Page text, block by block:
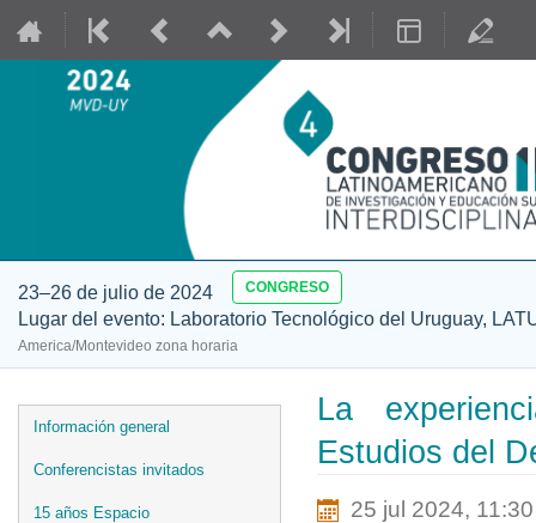
23–26 de julio de 2024 CONGRESO
Lugar del evento: Laboratorio Tecnológico del Uruguay,
America/Montevideo zona horaria
Event
menu
Información general
Conferencistas invitados
15 años Espacio
La
Estudios del
25 jul 2024, 11:30